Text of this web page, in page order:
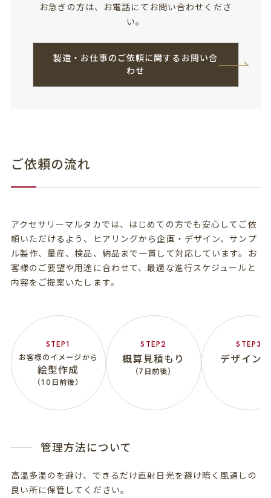
お急ぎの方は、お電話にてお問い合わせくださ
い。
製造・お仕事のご依頼に関するお問い合
わせ
ご依頼の流れ
アクセサリーマルタカでは、はじめての方でも安心してご依
頼いただけるよう、ヒアリングから企画・デザイン、サンプ
ル製作、量産、検品、納品まで一貫して対応しています。お
客様のご要望や用途に合わせて、最適な進行スケジュールと
内容をご提案いたします。
お客様のイメージから
絵型作成
（10日前後）
概算見積もり
（7日前後）
デザイン
管理方法について
高温多湿のを避け、できるだけ直射日光を避け暗く風通しの
良い所に保管してください。